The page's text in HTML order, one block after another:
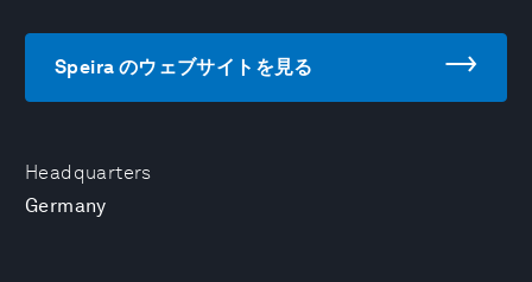
Headquarters
Germany
Speira のウェブサイトを見る